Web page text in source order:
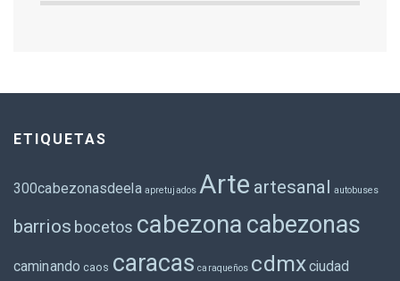
ETIQUETAS
300cabezonasdeela apretujados Arte artesanal autobuses
barrios bocetos cabezona cabezonas
caminando caos caracas caraqueños cdmxciudad